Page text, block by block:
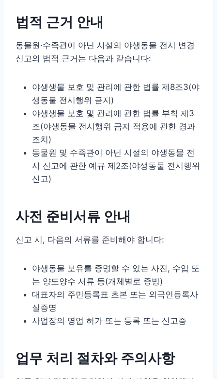
법적 근거 안내
동물원·수족관이 아닌 시설의 야생동물 전시 변경
신고의 법적 근거는 다음과 같습니다:
야생생물 보호 및 관리에 관한 법률 제8조3(야
생동물 전시행위 금지)
야생생물 보호 및 관리에 관한 법률 부칙 제3
조(야생동물 전시행위 금지 적용에 관한 경과
조치)
동물원 및 수족관이 아닌 시설의 야생동물 전
시 신고에 관한 예규 제2조(야생동물 전시행위
신고)
사전 준비서류 안내
신고 시, 다음의 서류를 준비해야 합니다:
야생동물 보유를 증명할 수 있는 사진, 수입 또
는 양도양수 서류 등(개체별로 증빙)
대표자의 주민등록표 초본 또는 외국인등록사
실증명
사업장의 영업 허가 또는 등록 또는 신고증
업무 처리 절차와 주의사항